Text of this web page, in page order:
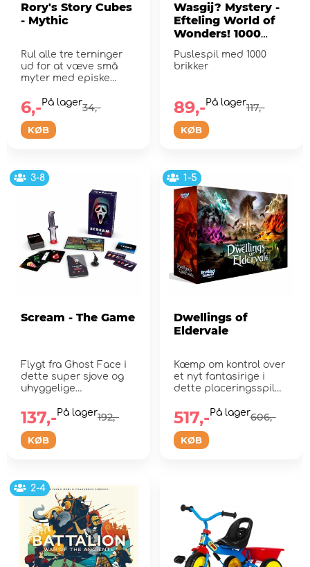
Rory's Story Cubes
- Mythic
Rul alle tre terninger
ud for at væve små
myter med episke
KØB
34,-
6,- På lager
Wasgij? Mystery -
Efteling World of
Wonders! 1000
Brikker
Puslespil med 1000
brikker
KØB
117,-
89,- På lager
3-8
Scream - The Game
Flygt fra Ghost Face i
dette super sjove og
uhyggelige
KØB
192,-
137,- På lager
1-5
Dwellings of
Eldervale
Kæmp om kontrol over
et nyt fantasirige i
dette placeringsspil
KØB
606,-
517,- På lager
2-4